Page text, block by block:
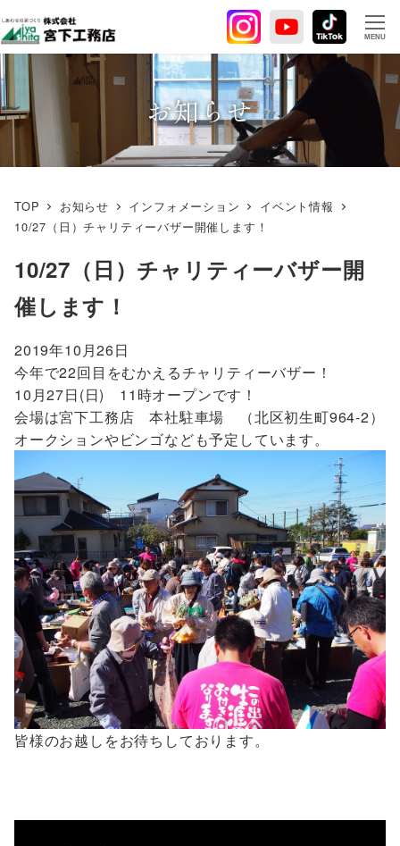
イ
ン
コ
ン
テ
ン
ツ
MENU
お知らせ
TOP お知らせ インフォメーション
イベント情報
10/27（日）チャリティーバザー開催します！
10/27（日）チャリティーバザー開
催します！
2019年10月26日
今年で22回目をむかえるチャリティーバザー！
10月27日(日) 11時オープンです！
会場は宮下工務店 本社駐車場 （北区初生町964-2）
オークションやビンゴなども予定しています。
皆様のお越しをお待ちしております。